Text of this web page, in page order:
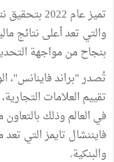
تميز عام
والتي تعد أعلى نتائج
بنجاح من مواجهة
تُصدر "براند فاينانس"،
في العالم وذلك
فايننشال تايمز التي تعد
والبنكية.